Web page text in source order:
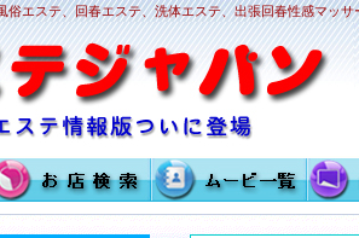
俗エステ、回春エステ、洗体エステ、出張回春性感マッ